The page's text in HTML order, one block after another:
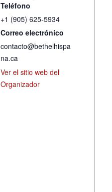
Teléfono
+1 (905) 625-5934
Correo electrónico
contacto@bethelhispa
na.ca
Ver el sitio web del
Organizador